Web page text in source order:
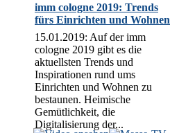
imm cologne 2019: Trends
fürs Einrichten und Wohnen
15.01.2019: Auf der imm
cologne 2019 gibt es die
aktuellsten Trends und
Inspirationen rund ums
Einrichten und Wohnen zu
bestaunen. Heimische
Gemütlichkeit, die
Digitalisierung der...